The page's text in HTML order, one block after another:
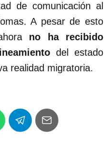
de comunicación al
A pesar de esto
no ha recibido
del estado
realidad migratoria.